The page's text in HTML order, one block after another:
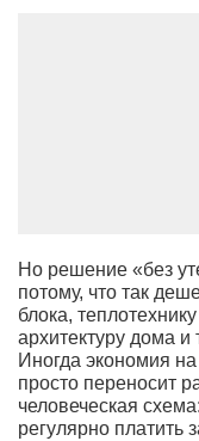
Но решение «без
потому, что так
блока,
архитектуру дома и
Иногда экономия
просто переносит
человеческая
регулярно платить